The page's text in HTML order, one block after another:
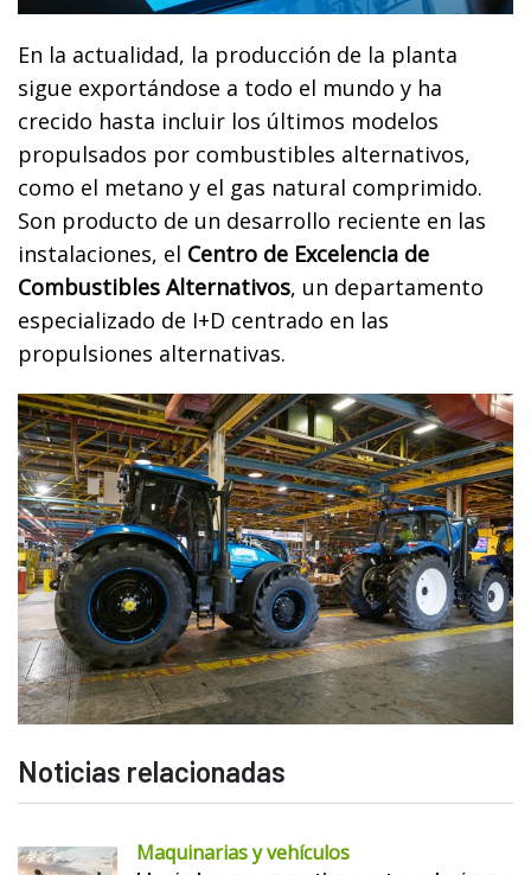
En la actualidad, la producción de la planta
sigue exportándose a todo el mundo y ha
crecido hasta incluir los últimos modelos
propulsados por combustibles alternativos,
como el metano y el gas natural comprimido.
Son producto de un desarrollo reciente en las
instalaciones, el Centro de Excelencia de
Combustibles Alternativos, un departamento
especializado de I+D centrado en las
propulsiones alternativas.
Noticias relacionadas
Maquinarias y vehículos